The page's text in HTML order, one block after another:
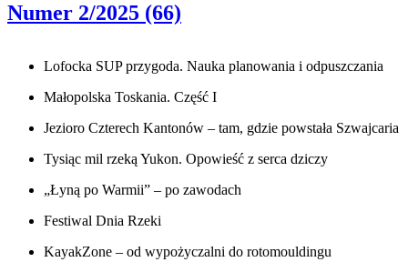
Numer 2/2025 (66)
Lofocka SUP przygoda. Nauka planowania i odpuszczania
Małopolska Toskania. Część I
Jezioro Czterech Kantonów – tam, gdzie powstała Szwajcaria
Tysiąc mil rzeką Yukon. Opowieść z serca dziczy
„Łyną po Warmii” – po zawodach
Festiwal Dnia Rzeki
KayakZone – od wypożyczalni do rotomouldingu